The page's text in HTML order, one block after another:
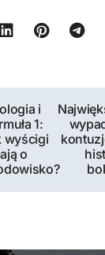
i
1:
wyścigi
o